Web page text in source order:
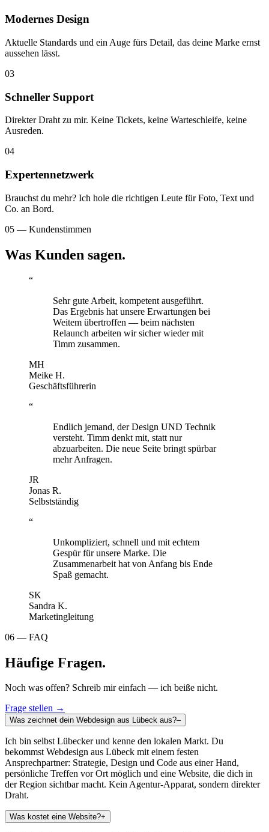
Modernes Design
Aktuelle Standards und ein Auge fürs Detail, das deine Marke ernst
aussehen lässt.
03
Schneller Support
Direkter Draht zu mir. Keine Tickets, keine Warteschleife, keine
Ausreden.
04
Expertennetzwerk
Brauchst du mehr? Ich hole die richtigen Leute für Foto, Text und
Co. an Bord.
05 — Kundenstimmen
Was Kunden sagen.
“
Sehr gute Arbeit, kompetent ausgeführt.
Das Ergebnis hat unsere Erwartungen bei
Weitem übertroffen — beim nächsten
Relaunch arbeiten wir sicher wieder mit
Timm zusammen.
MH
Meike H.
Geschäftsführerin
“
Endlich jemand, der Design UND Technik
versteht. Timm denkt mit, statt nur
abzuarbeiten. Die neue Seite bringt spürbar
mehr Anfragen.
JR
Jonas R.
Selbstständig
“
Unkompliziert, schnell und mit echtem
Gespür für unsere Marke. Die
Zusammenarbeit hat von Anfang bis Ende
Spaß gemacht.
SK
Sandra K.
Marketingleitung
06 — FAQ
Häufige Fragen.
Noch was offen? Schreib mir einfach — ich beiße nicht.
Frage stellen →
Was zeichnet dein Webdesign aus Lübeck aus?–
Ich bin selbst Lübecker und kenne den lokalen Markt. Du
bekommst Webdesign aus Lübeck mit einem festen
Ansprechpartner: Strategie, Design und Code aus einer Hand,
persönliche Treffen vor Ort möglich und eine Website, die dich in
der Region sichtbar macht. Kein Agentur-Apparat, sondern direkter
Draht.
Was kostet eine Website?+